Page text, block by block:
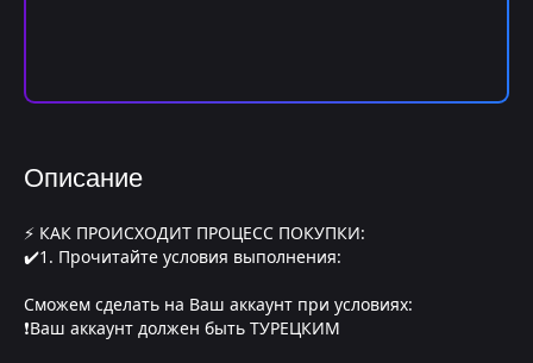
Описание
⚡ КАК ПРОИСХОДИТ ПРОЦЕСС ПОКУПКИ:
✔️1. Прочитайте условия выполнения:
Сможем сделать на Ваш аккаунт при условиях:
❗Ваш аккаунт должен быть ТУРЕЦКИМ